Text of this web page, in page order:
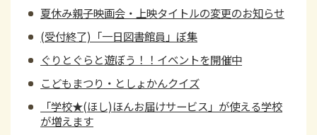
夏休み親子映画会・上映タイトルの変更のお知らせ
(受付終了)「一日図書館員」ぼ集
ぐりとぐらと遊ぼう！！イベントを開催中
こどもまつり・としょかんクイズ
「学校★(ほし)ほんお届けサービス」が使える学校
が増えます